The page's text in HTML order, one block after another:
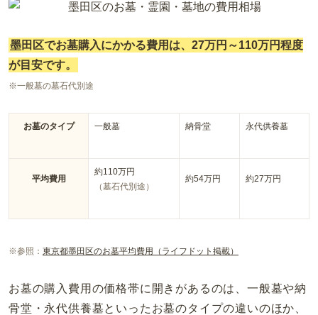
墨田区でお墓購入にかかる費用は、 27万円～110万円程度
が目安です。
※一般墓の墓石代別途
お墓のタイプ 一般墓 納骨堂 永代供養墓
平均費用
約110万円
（墓石代別途）
約54万円 約27万円
※参照： 東京都墨田区のお墓平均費用（ライフドット掲載）
お墓の購入費用の価格帯に開きがあるのは、一般墓や納
骨堂・永代供養墓といったお墓のタイプの違いのほか、